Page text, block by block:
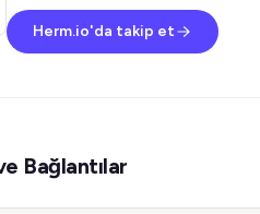
Herm.io'da takip et
Bağlantılar